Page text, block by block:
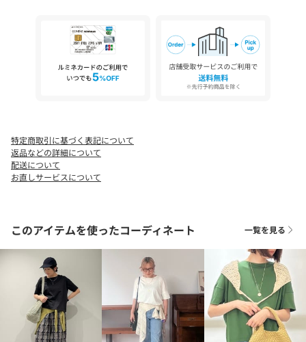
（紫外線遮蔽率91.3）
手洗い可能です。
特定商取引に基づく表記について
返品などの詳細について
配送について
お直しサービスについて
このアイテムを使ったコーディネート 一覧を見る